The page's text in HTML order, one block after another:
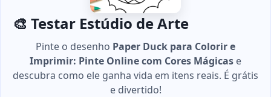
🎨 Testar Estúdio de Arte
Pinte o desenho Paper Duck para Colorir e
Imprimir: Pinte Online com Cores Mágicas e
descubra como ele ganha vida em itens reais. É grátis
e divertido!